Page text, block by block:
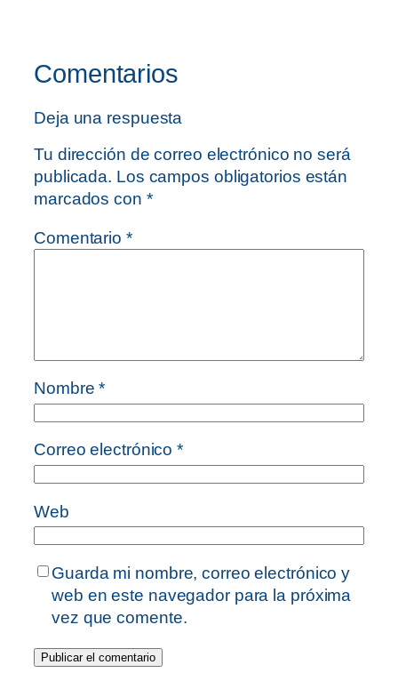
Comentarios
Deja una respuesta
Tu dirección de correo electrónico no será
publicada. Los campos obligatorios están
marcados con *
Comentario *
Nombre*
Correo electrónico*
Web
Guarda mi nombre, correo electrónico y
web en este navegador para la próxima
vez que comente.